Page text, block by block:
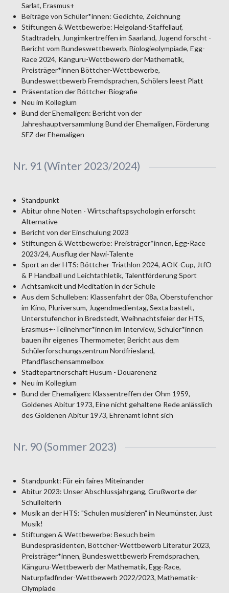
Sarlat, Erasmus+
Beiträge von Schüler*innen: Gedichte, Zeichnung
Stiftungen & Wettbewerbe: Helgoland-Staffellauf,
Stadtradeln, Jungimkertreffen im Saarland, Jugend forscht -
Bericht vom Bundeswettbewerb, Biologieolympiade, Egg-
Race 2024, Känguru-Wettbewerb der Mathematik,
Preisträger*innen Böttcher-Wettbewerbe,
Bundeswettbewerb Fremdsprachen, Schölers leest Platt
Präsentation der Böttcher-Biografie
Neu im Kollegium
Bund der Ehemaligen: Bericht von der
Jahreshauptversammlung Bund der Ehemaligen, Förderung
SFZ der Ehemaligen
Nr. 91 (Winter 2023/2024)
Standpunkt
Abitur ohne Noten - Wirtschaftspsychologin erforscht
Alternative
Bericht von der Einschulung 2023
Stiftungen & Wettbewerbe: Preisträger*innen, Egg-Race
2023/24, Ausflug der Nawi-Talente
Sport an der HTS: Böttcher-Triathlon 2024, AOK-Cup, JtfO
& P Handball und Leichtathletik, Talentförderung Sport
Achtsamkeit und Meditation in der Schule
Aus dem Schulleben: Klassenfahrt der 08a, Oberstufenchor
im Kino, Pluriversum, Jugendmedientag, Sexta bastelt,
Unterstufenchor in Bredstedt, Weihnachtsfeier der HTS,
Erasmus+-Teilnehmer*innen im Interview, Schüler*innen
bauen ihr eigenes Thermometer, Bericht aus dem
Schülerforschungszentrum Nordfriesland,
Pfandflaschensammelbox
Städtepartnerschaft Husum - Douarenenz
Neu im Kollegium
Bund der Ehemaligen: Klassentreffen der Ohm 1959,
Goldenes Abitur 1973, Eine nicht gehaltene Rede anlässlich
des Goldenen Abitur 1973, Ehrenamt lohnt sich
Nr. 90 (Sommer 2023)
Standpunkt: Für ein faires Miteinander
Abitur 2023: Unser Abschlussjahrgang, Grußworte der
Schulleiterin
Musik an der HTS: "Schulen musizieren" in Neumünster, Just
Musik!
Stiftungen & Wettbewerbe: Besuch beim
Bundespräsidenten, Böttcher-Wettbewerb Literatur 2023,
Preisträger*innen, Bundeswettbewerb Fremdsprachen,
Känguru-Wettbewerb der Mathematik, Egg-Race,
Naturpfadfinder-Wettbewerb 2022/2023, Mathematik-
Olympiade